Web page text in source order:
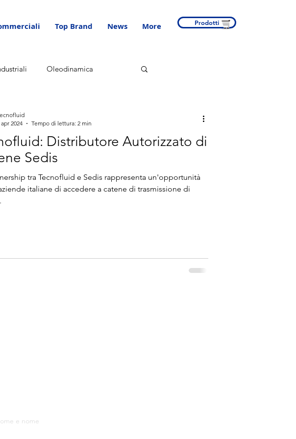
Top Brand News More Prodotti
Oleodinamica
Distributore Autorizzato di
Sedis
tra Tecnofluid e Sedis rappresenta un'opportunità
italiane di accedere a catene di trasmissione di
apr 2024
Tempo di lettura: 2 min